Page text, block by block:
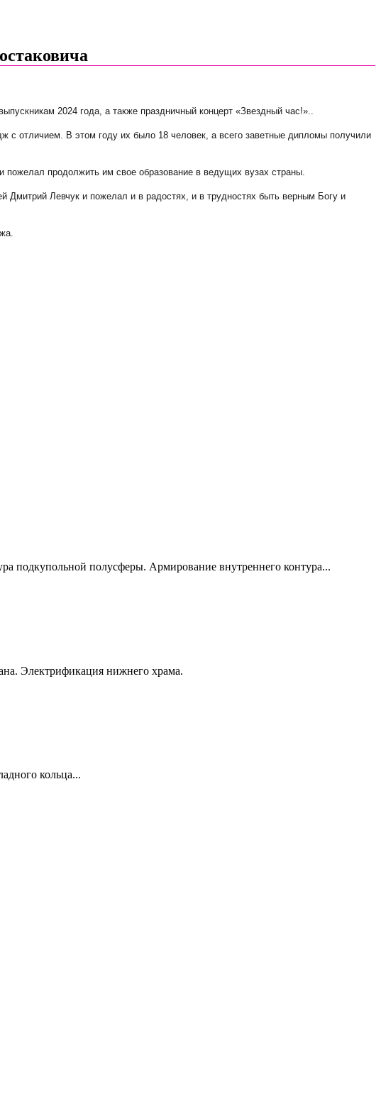
2024 года, а также праздничный концерт «Звездный час!»..
с отличием. В этом году их было 18 человек, а всего заветные дипломы получили
продолжить им свое образование в ведущих вузах страны.
Дмитрий Левчук и пожелал и в радостях, и в трудностях быть верным Богу и
подкупольной полусферы. Армирование внутреннего контура...
Электрификация нижнего храма.
кольца...